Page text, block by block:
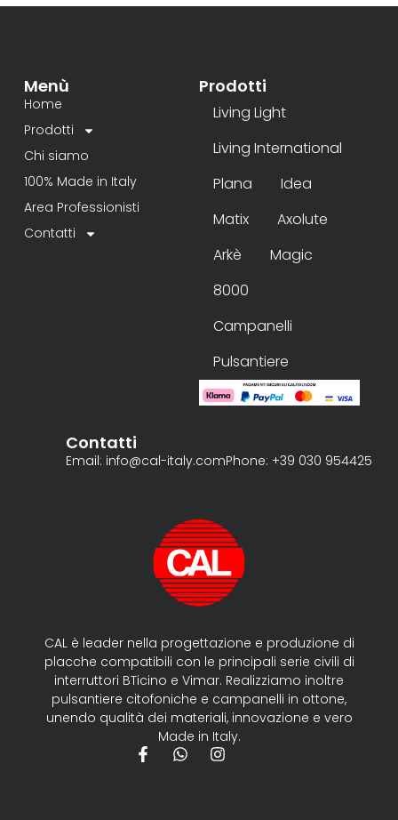
CAL è leader nella progettazione e produzione di
placche compatibili con le principali serie civili di
interruttori BTicino e Vimar. Realizziamo inoltre
pulsantiere citofoniche e campanelli in ottone,
unendo qualità dei materiali, innovazione e vero
Made in Italy.
Menù
Home
Prodotti
Chi siamo
100% Made in Italy
Area Professionisti
Contatti
Prodotti
Living Light
Living International
Plana
Idea
Matix
Axolute
Arkè
Magic
8000
Campanelli
Pulsantiere
Contatti
Email: info@cal-italy.comPhone: +39 030 954425